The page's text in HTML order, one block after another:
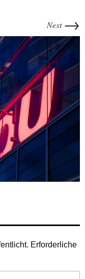
Next →
Erforderliche